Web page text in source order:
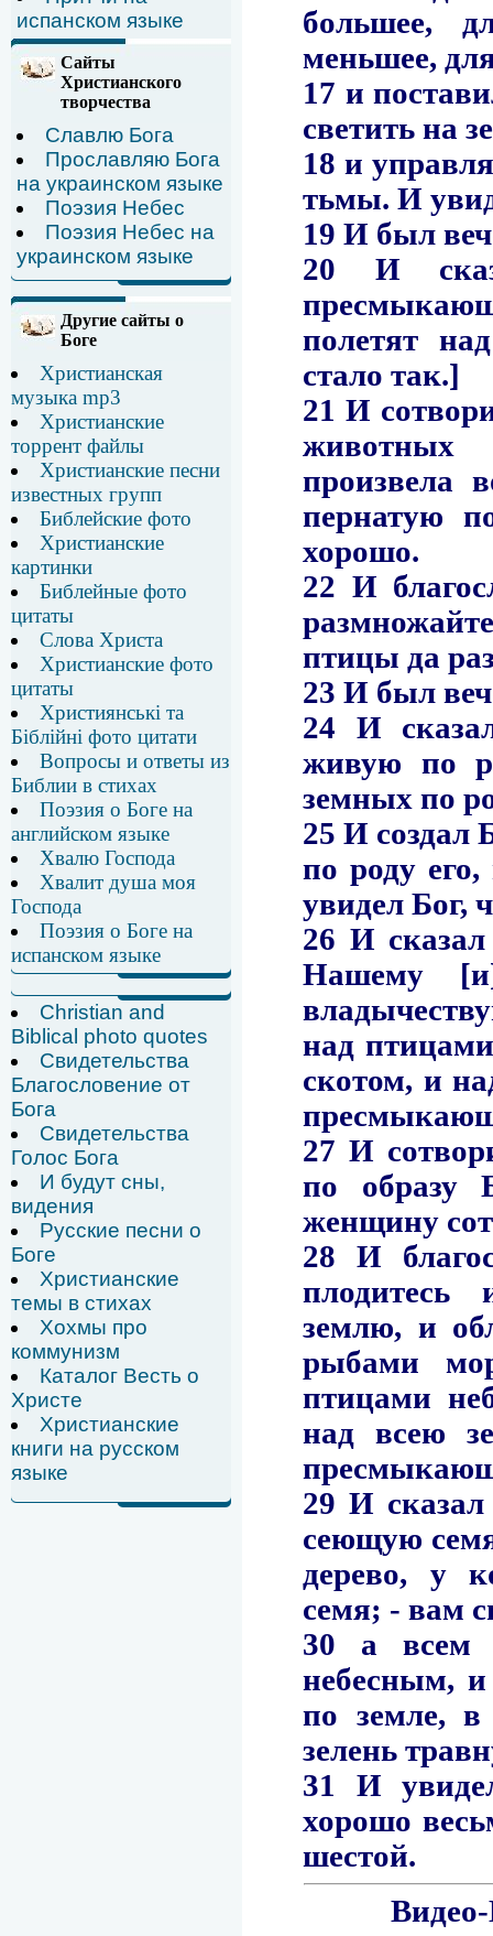
испанском языке
Сайты
Христианского
творчества
Славлю Бога
Прославляю Бога
на украинском языке
Поэзия Небес
Поэзия Небес на
украинском языке
Другие сайты о
Боге
Христианская
музыка mp3
Христианские
торрент файлы
Христианские песни
известных групп
Библейские фото
Христианские
картинки
Библейные фото
цитаты
Слова Христа
Христианские фото
цитаты
Християнські та
Біблійні фото цитати
Вопросы и ответы из
Библии в стихах
Поэзия о Боге на
английском языке
Хвалю Господа
Хвалит душа моя
Господа
Поэзия о Боге на
испанском языке
Christian and
Biblical photo quotes
Свидетельства
Благословение от
Бога
Свидетельства
Голос Бога
И будут сны,
видения
Русские песни о
Боге
Христианские
темы в стихах
Хохмы про
коммунизм
Каталог Весть о
Христе
Христианские
книги на русском
языке